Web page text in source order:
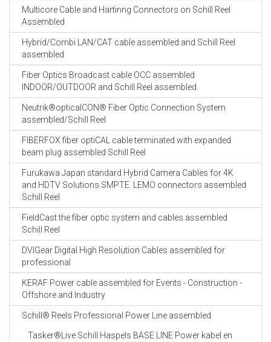
Multicore Cable and Hartinng Connectors on Schill Reel
Assembled
Hybrid/Combi LAN/CAT cable assembled and Schill Reel
assembled
Fiber Optics Broadcast cable OCC assembled
INDOOR/OUTDOOR and Schill Reel assembled
Neutrik®opticalCON® Fiber Optic Connection System
assembled/Schill Reel
FIBERFOX fiber optiCAL cable terminated with expanded
beam plug assembled Schill Reel
Furukawa Japan standard Hybrid Camera Cables for 4K
and HDTV Solutions SMPTE. LEMO connectors assembled
Schill Reel
FieldCast the fiber optic system and cables assembled
Schill Reel
DVIGear Digital High Resolution Cables assembled for
professional
KERAF Power cable assembled for Events - Construction -
Offshore and Industry
Schill® Reels Professional Power Line assembled
Tasker®Live Schill Haspels BASE LINE Power kabel en